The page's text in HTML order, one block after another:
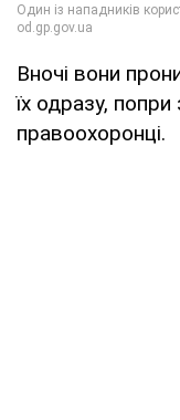
Вночі вони
їх одразу,
правоохоронці.